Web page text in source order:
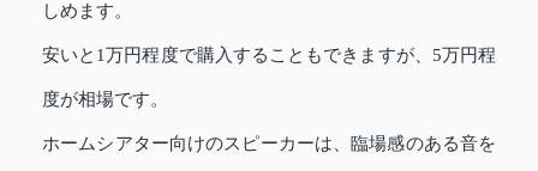
しめます。
安いと1万円程度で購入することもできますが、5万円程
度が相場です。
ホームシアター向けのスピーカーは、臨場感のある音を